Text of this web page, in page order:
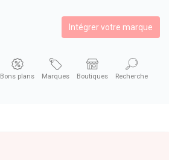
Intégrer votre marque
Bons plans Marques Boutiques Recherche